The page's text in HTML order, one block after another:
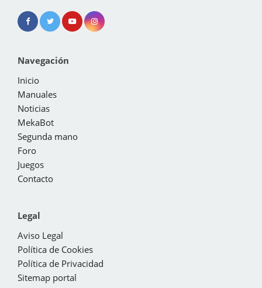
Navegación
Inicio
Manuales
Noticias
MekaBot
Segunda mano
Foro
Juegos
Contacto
Legal
Aviso Legal
Política de Cookies
Política de Privacidad
Sitemap portal